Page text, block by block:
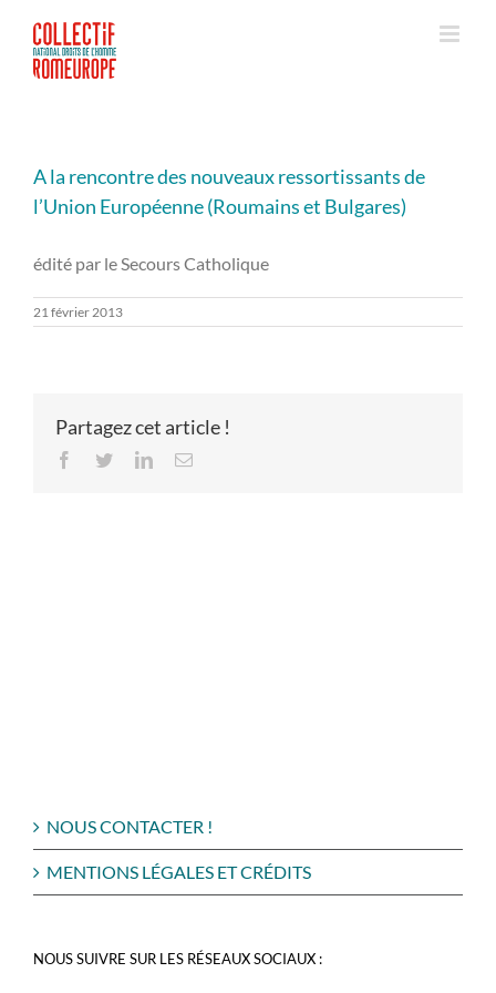
contenu
A la rencontre des nouveaux ressortissants de
l’Union Européenne (Roumains et Bulgares)
édité par le Secours Catholique
21 février 2013
Partagez cet article !
Facebook
TwitterLinkedInEmail
NOUS CONTACTER !
MENTIONS LÉGALES ET CRÉDITS
NOUS SUIVRE SUR LES RÉSEAUX SOCIAUX :